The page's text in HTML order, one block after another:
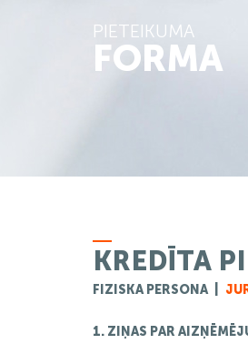
PIETEIKUMA
FORMA
KREDĪTA
FIZISKA PERSONA
1. ZIŅAS PAR